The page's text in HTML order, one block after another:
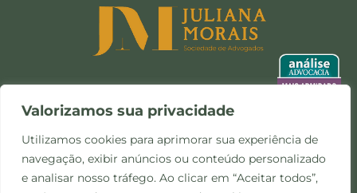
Valorizamos sua privacidade
Utilizamos cookies para aprimorar sua experiência de
navegação, exibir anúncios ou conteúdo personalizado
e analisar nosso tráfego. Ao clicar em “Aceitar todos”,
Política de
Privacidade e Cookies
©Copyright 2024 -
Todos os direitos
reservados.
Site desenvolvido pela
Otimize Comunicação